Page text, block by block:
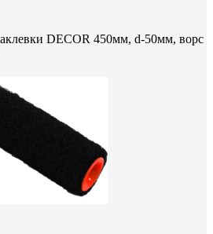
DECOR 450мм, d-50мм, ворс